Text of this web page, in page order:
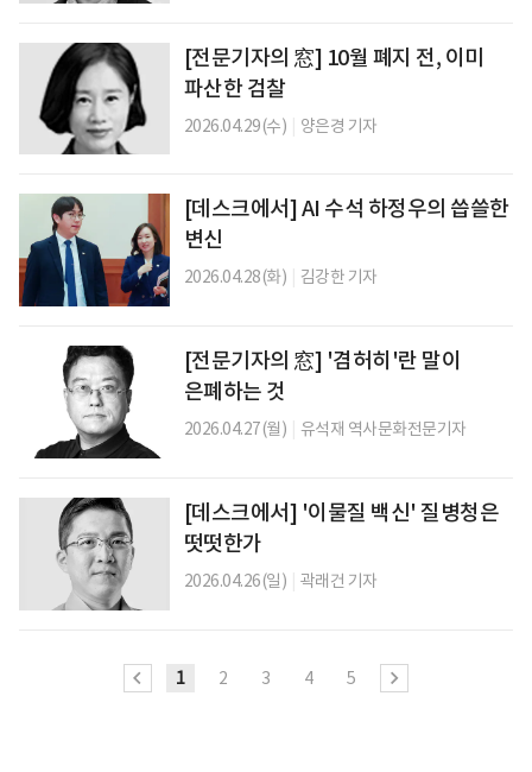
[전문기자의 窓] 10월 폐지 전, 이미
파산한 검찰
2026.04.29(수) 양은경 기자
[데스크에서] AI 수석 하정우의 씁쓸한
변신
2026.04.28(화) 김강한 기자
[전문기자의 窓] '겸허히'란 말이
은폐하는 것
2026.04.27(월) 유석재 역사문화전문기자
[데스크에서] '이물질 백신' 질병청은
떳떳한가
2026.04.26(일) 곽래건 기자
1 2 3 4 5